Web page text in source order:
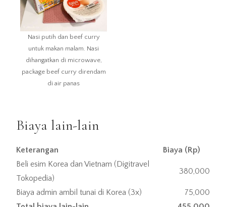
Nasi putih dan beef curry
untuk makan malam. Nasi
dihangatkan di microwave,
package beef curry direndam
di air panas
Biaya lain-lain
Keterangan
Biaya (Rp)
Beli esim Korea dan Vietnam (Digitravel
Tokopedia)
380,000
Biaya admin ambil tunai di Korea (3x)
75,000